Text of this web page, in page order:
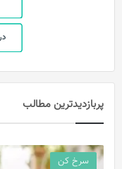
پربازدیدترین مطالب
سرخ کن